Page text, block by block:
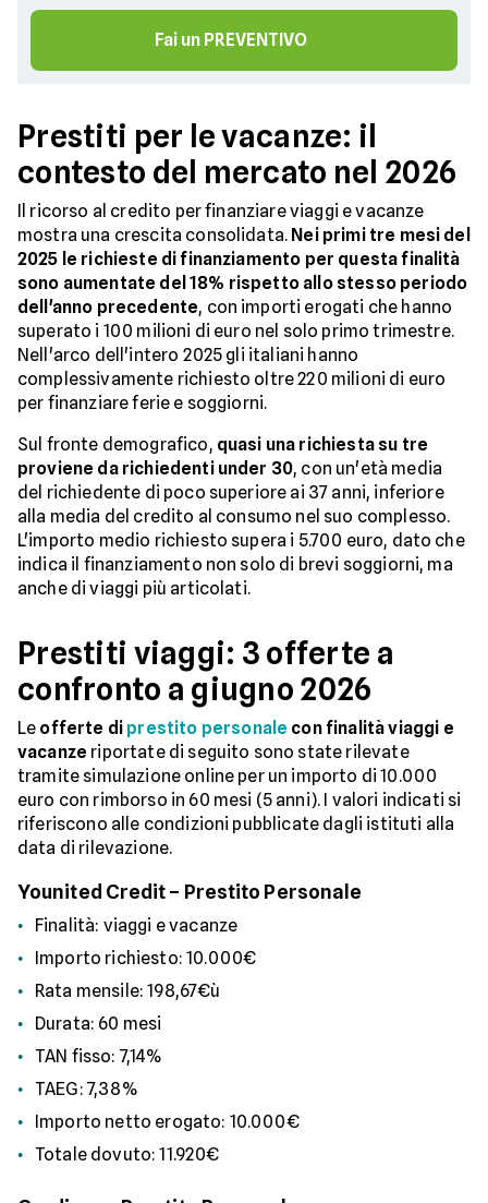
Fai un PREVENTIVO
Prestiti per le vacanze: il
contesto del mercato nel 2026
Il ricorso al credito per finanziare viaggi e vacanze
mostra una crescita consolidata. Nei primi tre mesi del
2025 le richieste di finanziamento per questa finalità
sono aumentate del 18% rispetto allo stesso periodo
dell'anno precedente, con importi erogati che hanno
superato i 100 milioni di euro nel solo primo trimestre.
Nell'arco dell'intero 2025 gli italiani hanno
complessivamente richiesto oltre 220 milioni di euro
per finanziare ferie e soggiorni.
Sul fronte demografico, quasi una richiesta su tre
proviene da richiedenti under 30, con un'età media
del richiedente di poco superiore ai 37 anni, inferiore
alla media del credito al consumo nel suo complesso.
L'importo medio richiesto supera i 5.700 euro, dato che
indica il finanziamento non solo di brevi soggiorni, ma
anche di viaggi più articolati.
Prestiti viaggi: 3 offerte a
confronto a giugno 2026
Le offerte di prestito personale con finalità viaggi e
vacanze riportate di seguito sono state rilevate
tramite simulazione online per un importo di 10.000
euro con rimborso in 60 mesi (5 anni). I valori indicati si
riferiscono alle condizioni pubblicate dagli istituti alla
data di rilevazione.
Younited Credit – Prestito Personale
Finalità: viaggi e vacanze
Importo richiesto: 10.000€
Rata mensile: 198,67€ù
Durata: 60 mesi
TAN fisso: 7,14%
TAEG: 7,38%
Importo netto erogato: 10.000€
Totale dovuto: 11.920€